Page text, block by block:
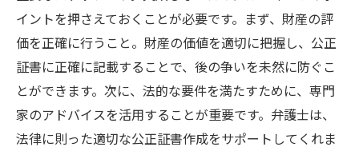
イントを押さえておくことが必要です。まず、財産の評
価を正確に行うこと。財産の価値を適切に把握し、公正
証書に正確に記載することで、後の争いを未然に防ぐこ
とができます。次に、法的な要件を満たすために、専門
家のアドバイスを活用することが重要です。弁護士は、
法律に則った適切な公正証書作成をサポートしてくれま